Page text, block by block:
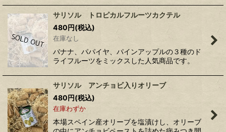
サリソル トロピカルフルーツカクテル
480円(税込)
在庫なし
バナナ、パパイヤ、パインアップルの３種のド
ライフルーツをミックスした人気商品です。
サリソル アンチョビ入りオリーブ
480円(税込)
在庫わずか
本場スペイン産オリーブを塩漬けし、オリーブ